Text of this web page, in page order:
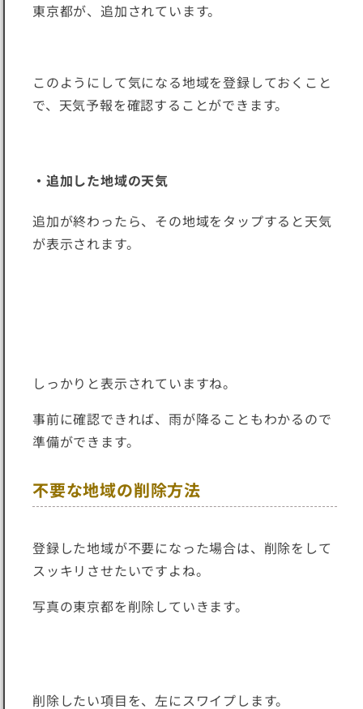
東京都が、追加されています。
このようにして気になる地域を登録しておくこと
で、天気予報を確認することができます。
・追加した地域の天気
追加が終わったら、その地域をタップすると天気
が表示されます。
しっかりと表示されていますね。
事前に確認できれば、雨が降ることもわかるので
準備ができます。
不要な地域の削除方法
登録した地域が不要になった場合は、削除をして
スッキリさせたいですよね。
写真の東京都を削除していきます。
削除したい項目を、左にスワイプします。